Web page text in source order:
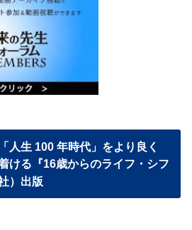
人生 100 年時代」をより良く
ける『16歳からのライフ・シフ
）出版